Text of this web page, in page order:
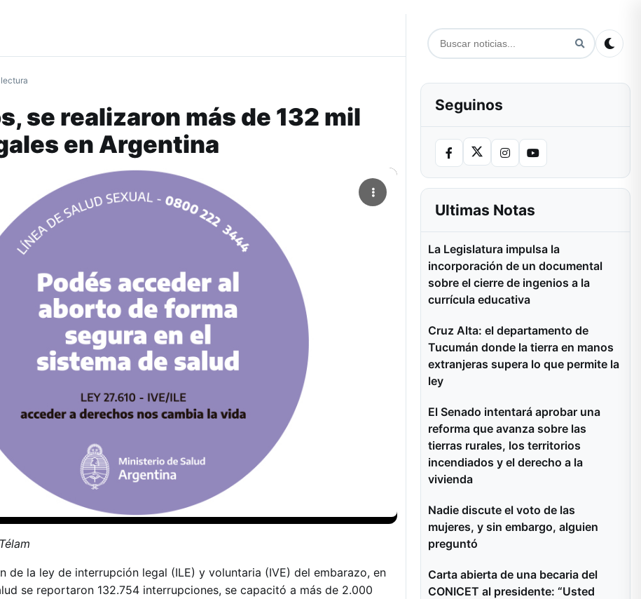
se realizaron más de 132 mil
en Argentina
de la ley de interrupción legal (ILE) y voluntaria (IVE) del embarazo, en
se reportaron 132.754 interrupciones, se capacitó a más de 2.000
Seguinos
Ultimas Notas
La Legislatura impulsa la
incorporación de un documental
sobre el cierre de ingenios a la
currícula educativa
Cruz Alta: el departamento de
Tucumán donde la tierra en manos
extranjeras supera lo que permite la
ley
El Senado intentará aprobar una
reforma que avanza sobre las
tierras rurales, los territorios
incendiados y el derecho a la
vivienda
Nadie discute el voto de las
mujeres, y sin embargo, alguien
preguntó
Carta abierta de una becaria del
CONICET al presidente: “Usted